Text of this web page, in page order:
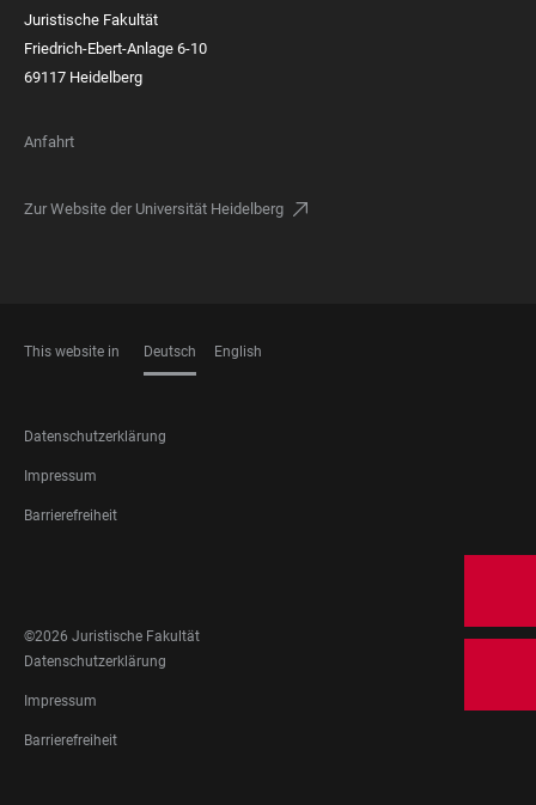
Juristische Fakultät
Friedrich-Ebert-Anlage 6-10
69117 Heidelberg
Anfahrt
Zur Website der Universität Heidelberg
This website in Deutsch English
FOOTER
LEGAL
Datenschutzerklärung
Impressum
Barrierefreiheit
MEDIA
©2026 Juristische Fakultät
FOOTER
LEGAL
Datenschutzerklärung
Impressum
Barrierefreiheit